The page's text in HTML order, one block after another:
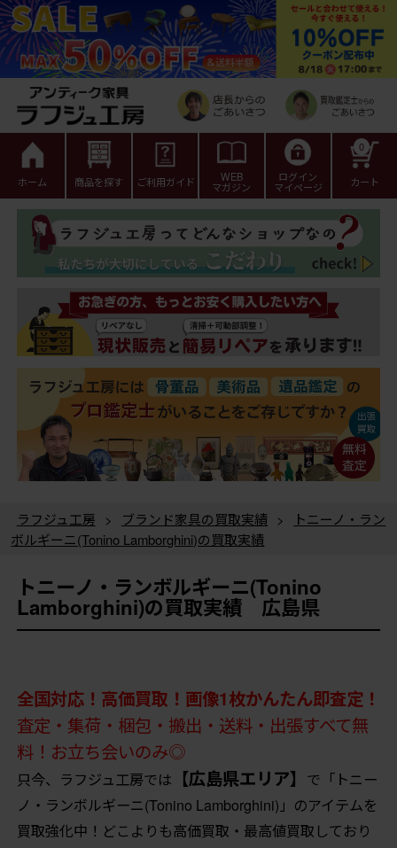
ホーム 商品を探す ご利用ガイド WEB
マガジン
ログイン
マイページ カート
0
ラフジュ工房 > ブランド家具の買取実績 >
トニーノ・ラン
ボルギーニ(Tonino Lamborghini)の買取実績
トニーノ・ランボルギーニ(Tonino
Lamborghini)の買取実績 広島県
全国対応！高価買取！画像1枚かんたん即査定！
査定・集荷・梱包・搬出・送料・出張すべて無
料！お立ち会いのみ◎
只今、ラフジュ工房では 【広島県エリア】 で「トニー
ノ・ランボルギーニ(Tonino Lamborghini)」のアイテムを
買取強化中！どこよりも高価買取・最高値買取しており